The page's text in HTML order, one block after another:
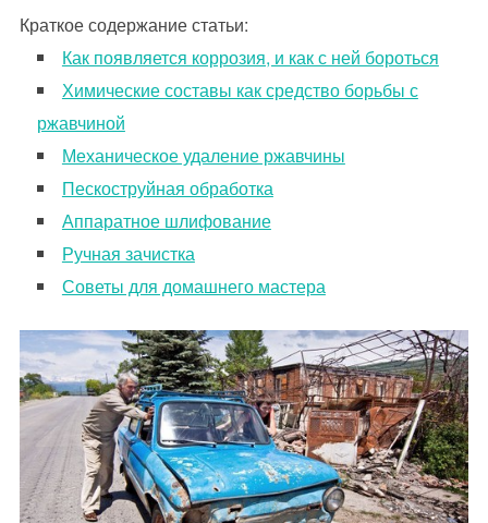
Краткое содержание статьи:
Как появляется коррозия, и как с ней бороться
Химические составы как средство борьбы с
ржавчиной
Механическое удаление ржавчины
Пескоструйная обработка
Аппаратное шлифование
Ручная зачистка
Советы для домашнего мастера